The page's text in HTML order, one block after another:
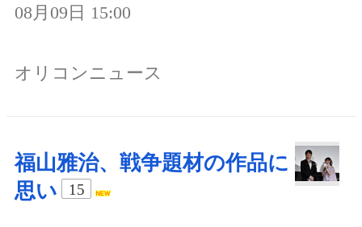
08月09日 15:00
オリコンニュース
福山雅治、戦争題材の作品に
思い
15